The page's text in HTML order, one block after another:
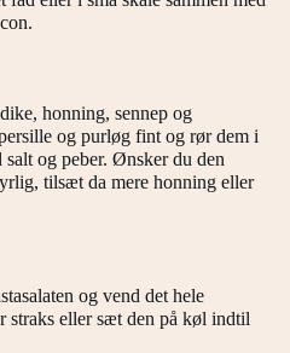
honning, sennep og
og purløg fint og rør dem i
salt og peber. Ønsker du den
tilsæt da mere honning eller
og vend det hele
straks eller sæt den på køl indtil